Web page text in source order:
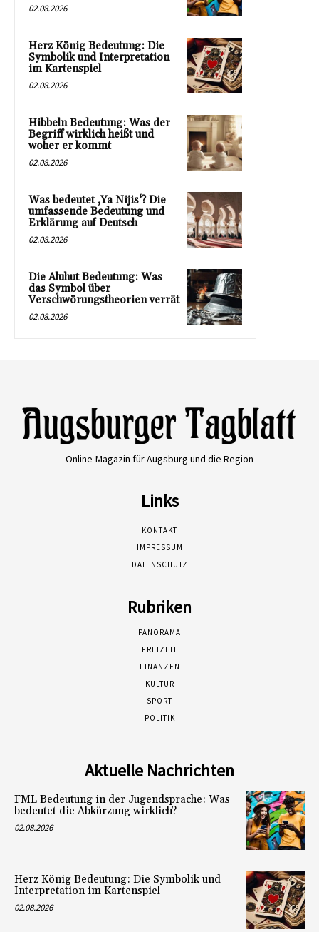
02.08.2026
Herz König Bedeutung: Die
Symbolik und Interpretation
im Kartenspiel
02.08.2026
Hibbeln Bedeutung: Was der
Begriff wirklich heißt und
woher er kommt
02.08.2026
Was bedeutet ‚Ya Nijis‘? Die
umfassende Bedeutung und
Erklärung auf Deutsch
02.08.2026
Die Aluhut Bedeutung: Was
das Symbol über
Verschwörungstheorien verrät
02.08.2026
Online-Magazin für Augsburg und die Region
Links
KONTAKT
IMPRESSUM
DATENSCHUTZ
Rubriken
PANORAMA
FREIZEIT
FINANZEN
KULTUR
SPORT
POLITIK
Aktuelle Nachrichten
FML Bedeutung in der Jugendsprache: Was
bedeutet die Abkürzung wirklich?
02.08.2026
Herz König Bedeutung: Die Symbolik und
Interpretation im Kartenspiel
02.08.2026